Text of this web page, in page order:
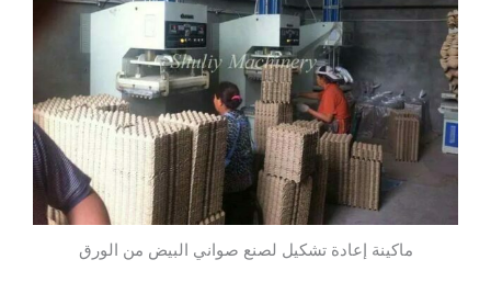
ماكينة إعادة تشكيل لصنع صواني البيض من الورق